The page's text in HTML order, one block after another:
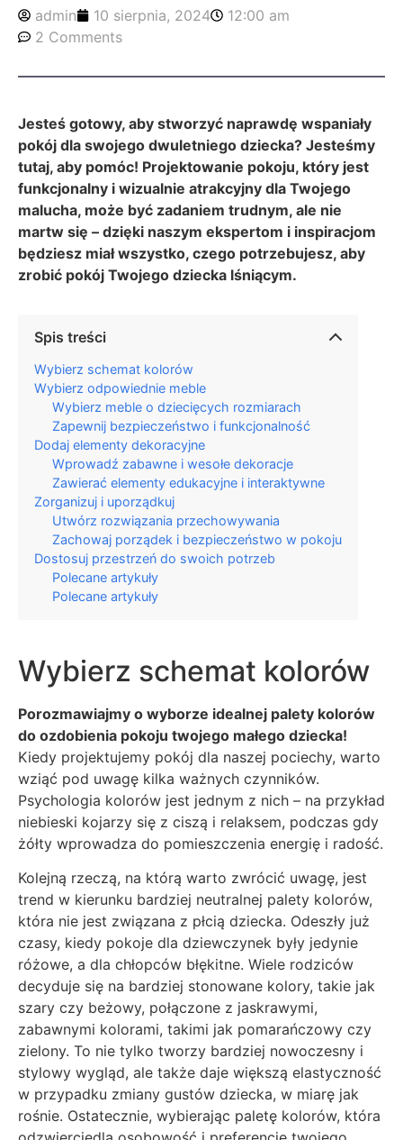
admin 10 sierpnia, 2024
12:00 am
2 Comments
Jesteś gotowy, aby stworzyć naprawdę wspaniały
pokój dla swojego dwuletniego dziecka? Jesteśmy
tutaj, aby pomóc! Projektowanie pokoju, który jest
funkcjonalny i wizualnie atrakcyjny dla Twojego
malucha, może być zadaniem trudnym, ale nie
martw się – dzięki naszym ekspertom i inspiracjom
będziesz miał wszystko, czego potrzebujesz, aby
zrobić pokój Twojego dziecka lśniącym.
Spis treści
Wybierz schemat kolorów
Wybierz odpowiednie meble
Wybierz meble o dziecięcych rozmiarach
Zapewnij bezpieczeństwo i funkcjonalność
Dodaj elementy dekoracyjne
Wprowadź zabawne i wesołe dekoracje
Zawierać elementy edukacyjne i interaktywne
Zorganizuj i uporządkuj
Utwórz rozwiązania przechowywania
Zachowaj porządek i bezpieczeństwo w pokoju
Dostosuj przestrzeń do swoich potrzeb
Polecane artykuły
Polecane artykuły
Wybierz schemat kolorów
Porozmawiajmy o wyborze idealnej palety kolorów
do ozdobienia pokoju twojego małego dziecka!
Kiedy projektujemy pokój dla naszej pociechy, warto
wziąć pod uwagę kilka ważnych czynników.
Psychologia kolorów jest jednym z nich – na przykład
niebieski kojarzy się z ciszą i relaksem, podczas gdy
żółty wprowadza do pomieszczenia energię i radość.
Kolejną rzeczą, na którą warto zwrócić uwagę, jest
trend w kierunku bardziej neutralnej palety kolorów,
która nie jest związana z płcią dziecka. Odeszły już
czasy, kiedy pokoje dla dziewczynek były jedynie
różowe, a dla chłopców błękitne. Wiele rodziców
decyduje się na bardziej stonowane kolory, takie jak
szary czy beżowy, połączone z jaskrawymi,
zabawnymi kolorami, takimi jak pomarańczowy czy
zielony. To nie tylko tworzy bardziej nowoczesny i
stylowy wygląd, ale także daje większą elastyczność
w przypadku zmiany gustów dziecka, w miarę jak
rośnie. Ostatecznie, wybierając paletę kolorów, która